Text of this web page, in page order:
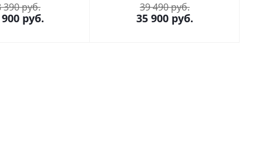
390 руб.
руб.
39 490 руб.
35 900 руб.